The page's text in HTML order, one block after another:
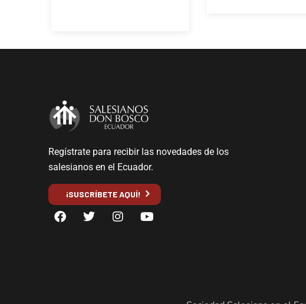
Regístrate para recibir las novedades de los
salesianos en el Ecuador.
¡SUSCRÍBETE AQUÍ!